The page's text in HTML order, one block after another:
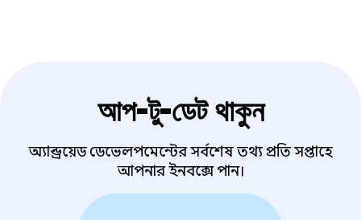
আপ-টু-ডেট থাকুন
অ্যান্ড্রয়েড ডেভেলপমেন্টের সর্বশেষ তথ্য প্রতি সপ্তাহে
আপনার ইনবক্সে পান।